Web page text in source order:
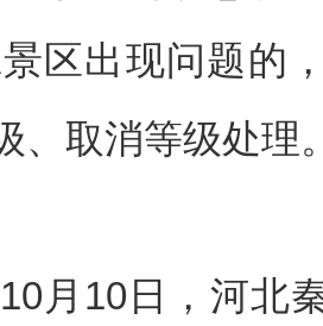
区出现问题的
、取消等级处理
10日，河北